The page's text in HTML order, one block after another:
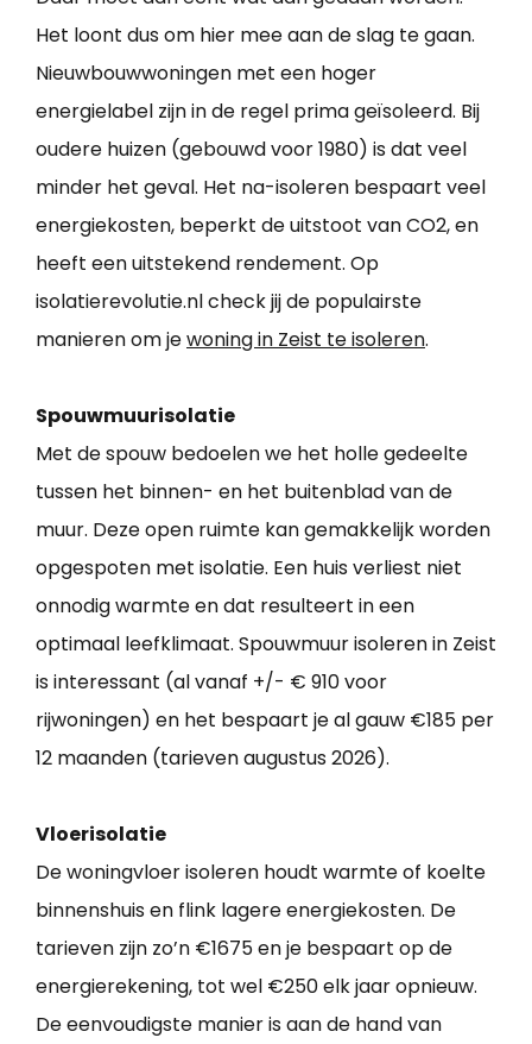
Het loont dus om hier mee aan de slag te gaan.
Nieuwbouwwoningen met een hoger
energielabel zijn in de regel prima geïsoleerd. Bij
oudere huizen (gebouwd voor 1980) is dat veel
minder het geval. Het na-isoleren bespaart veel
energiekosten, beperkt de uitstoot van CO2, en
heeft een uitstekend rendement. Op
isolatierevolutie.nl check jij de populairste
manieren om jewoning in Zeist te isoleren.
Spouwmuurisolatie
Met de spouw bedoelen we het holle gedeelte
tussen het binnen- en het buitenblad van de
muur. Deze open ruimte kan gemakkelijk worden
opgespoten met isolatie. Een huis verliest niet
onnodig warmte en dat resulteert in een
optimaal leefklimaat. Spouwmuur isoleren in Zeist
is interessant (al vanaf +/- € 910 voor
rijwoningen) en het bespaart je al gauw €185 per
12 maanden (tarieven augustus 2026).
Vloerisolatie
De woningvloer isoleren houdt warmte of koelte
binnenshuis en flink lagere energiekosten. De
tarieven zijn zo’n €1675 en je bespaart op de
energierekening, tot wel €250 elk jaar opnieuw.
De eenvoudigste manier is aan de hand van